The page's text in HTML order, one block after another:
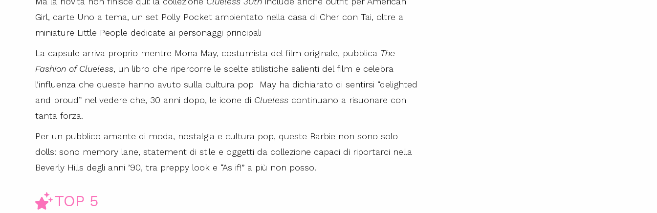
Girl, carte Uno a tema, un set Polly Pocket ambientato nella casa di Cher con Tai, oltre a
miniature Little People dedicate ai personaggi principali
La capsule arriva proprio mentre Mona May, costumista del film originale, pubblica The
Fashion of Clueless, un libro che ripercorre le scelte stilistiche salienti del film e celebra
l’influenza che queste hanno avuto sulla cultura pop
May ha dichiarato di sentirsi “delighted
and proud” nel vedere che, 30 anni dopo, le icone di Clueless continuano a risuonare con
tanta forza.
Per un pubblico amante di moda, nostalgia e cultura pop, queste Barbie non sono solo
dolls: sono memory lane, statement di stile e oggetti da collezione capaci di riportarci nella
Beverly Hills degli anni ’90, tra preppy look e “As if!” a più non posso.
TOP 5